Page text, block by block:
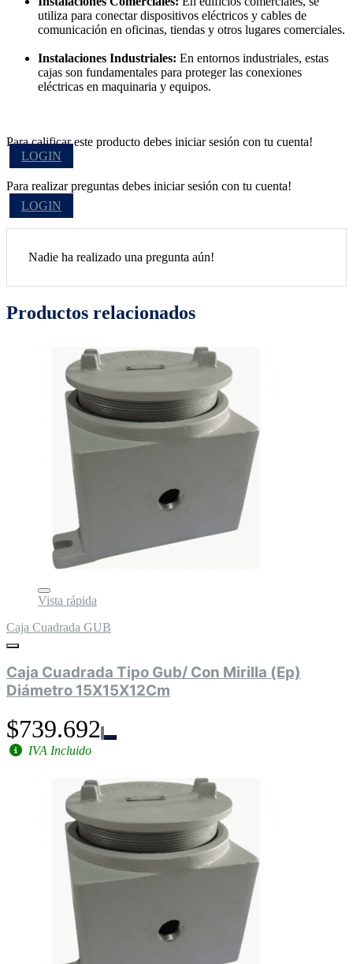
utiliza para conectar dispositivos eléctricos y cables de
comunicación en oficinas, tiendas y otros lugares comerciales.
Instalaciones Industriales: En entornos industriales, estas
cajas son fundamentales para proteger las conexiones
eléctricas en maquinaria y equipos.
Para calificar este producto debes iniciar sesión con tu cuenta!
LOGIN
Para realizar preguntas debes iniciar sesión con tu cuenta!
LOGIN
Nadie ha realizado una pregunta aún!
Productos relacionados
Vista rápida
Caja Cuadrada GUB
Caja Cuadrada Tipo Gub/ Con Mirilla (Ep)
Diámetro 15X15X12Cm
$739.692
IVA Incluido